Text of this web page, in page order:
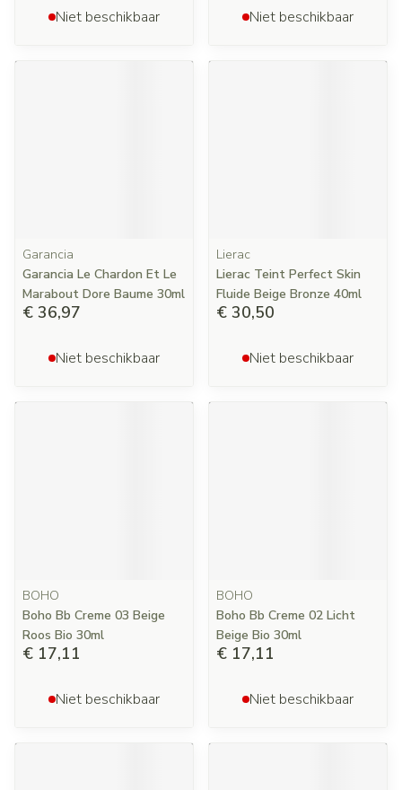
Niet beschikbaar Niet beschikbaar
Garancia
Garancia Le Chardon Et Le
Marabout Dore Baume 30ml
€ 36,97
Niet beschikbaar
Lierac
Lierac Teint Perfect Skin
Fluide Beige Bronze 40ml
€ 30,50
Niet beschikbaar
BOHO
Boho Bb Creme 03 Beige
Roos Bio 30ml
€ 17,11
Niet beschikbaar
BOHO
Boho Bb Creme 02 Licht
Beige Bio 30ml
€ 17,11
Niet beschikbaar